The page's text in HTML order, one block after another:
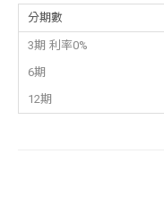
分期數
3期 利率0%
6期
12期